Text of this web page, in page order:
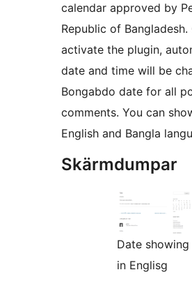
calendar approved by
Republic of Bangladesh.
activate the plugin,
date and time will be
Bongabdo date for all
comments. You can
English and Bangla
Skärmdumpar
Date showing
in Englisg